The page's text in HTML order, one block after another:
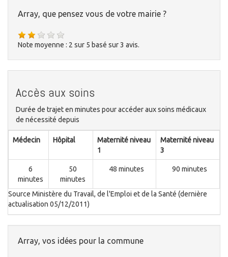
Array, que pensez vous de votre mairie ?
Note moyenne : 2 sur 5 basé sur3 avis.
Accès aux soins
Durée de trajet en minutes pour accéder aux soins médicaux
de nécessité depuis
Médecin Hôpital
Maternité niveau
1
Maternité niveau
3
6
minutes
50
minutes
48 minutes 90 minutes
Source Ministère du Travail, de l'Emploi et de la Santé (dernière
actualisation 05/12/2011)
Array, vos idées pour la commune